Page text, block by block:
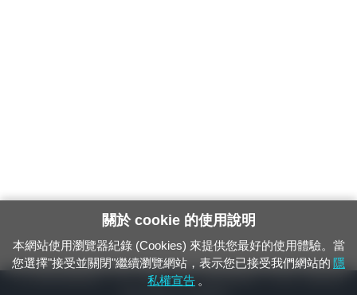
24小時緊急通報電話：1933（市話、手機，僅限發現軌道、平交道、橋樑及隧
關於 cookie 的使用說明
本網站使用瀏覽器紀錄 (Cookies) 來提供您最好的使用體驗。當
您選擇"接受並關閉"繼續瀏覽網站，表示您已接受我們網站的 隱
私權宣告 。